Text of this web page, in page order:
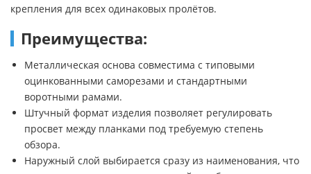
крепления для всех одинаковых пролётов.
Преимущества:
Металлическая основа совместима с типовыми
оцинкованными саморезами и стандартными
воротными рамами.
Штучный формат изделия позволяет регулировать
просвет между планками под требуемую степень
обзора.
Наружный слой выбирается сразу из наименования, что